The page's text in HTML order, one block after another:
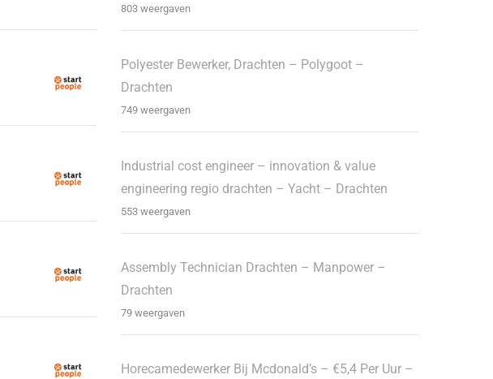
803 weergaven
Polyester Bewerker, Drachten – Polygoot –
Drachten
749 weergaven
Industrial cost engineer – innovation & value
engineering regio drachten – Yacht – Drachten
553 weergaven
Assembly Technician Drachten – Manpower –
Drachten
79 weergaven
Horecamedewerker Bij Mcdonald’s – €5,4 Per Uur –